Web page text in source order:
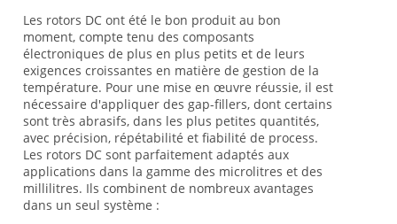
Les rotors DC ont été le bon produit au bon
moment, compte tenu des composants
électroniques de plus en plus petits et de leurs
exigences croissantes en matière de gestion de la
température. Pour une mise en œuvre réussie, il est
nécessaire d'appliquer des gap-fillers, dont certains
sont très abrasifs, dans les plus petites quantités,
avec précision, répétabilité et fiabilité de process.
Les rotors DC sont parfaitement adaptés aux
applications dans la gamme des microlitres et des
millilitres. Ils combinent de nombreux avantages
dans un seul système :